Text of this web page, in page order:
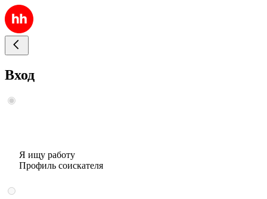
Вход
Я ищу работу
Профиль соискателя